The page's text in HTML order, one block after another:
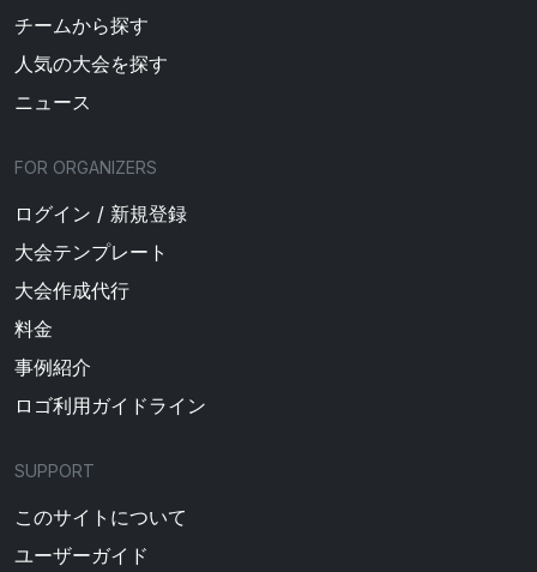
チームから探す
人気の大会を探す
ニュース
FOR ORGANIZERS
ログイン / 新規登録
大会テンプレート
大会作成代行
料金
事例紹介
ロゴ利用ガイドライン
SUPPORT
このサイトについて
ユーザーガイド